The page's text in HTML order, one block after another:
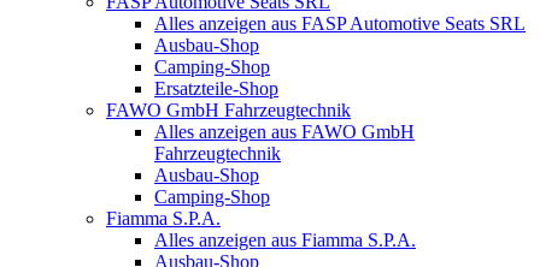
Alles anzeigen aus FASP Automotive Seats SRL
Ausbau-Shop
Camping-Shop
Ersatzteile-Shop
FAWO GmbH Fahrzeugtechnik
Alles anzeigen aus FAWO GmbH
Fahrzeugtechnik
Ausbau-Shop
Camping-Shop
Fiamma S.P.A.
Alles anzeigen aus Fiamma S.P.A.
Ausbau-Shop